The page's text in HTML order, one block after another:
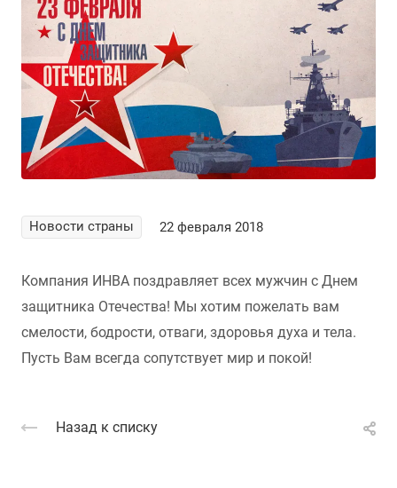
Новости страны 22 февраля 2018
Компания ИНВА поздравляет всех мужчин с Днем
защитника Отечества! Мы хотим пожелать вам
смелости, бодрости, отваги, здоровья духа и тела.
Пусть Вам всегда сопутствует мир и покой!
Назад к списку